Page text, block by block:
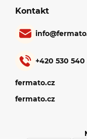
Kontakt
info@
+420 530 540
fermato.cz
fermato.cz